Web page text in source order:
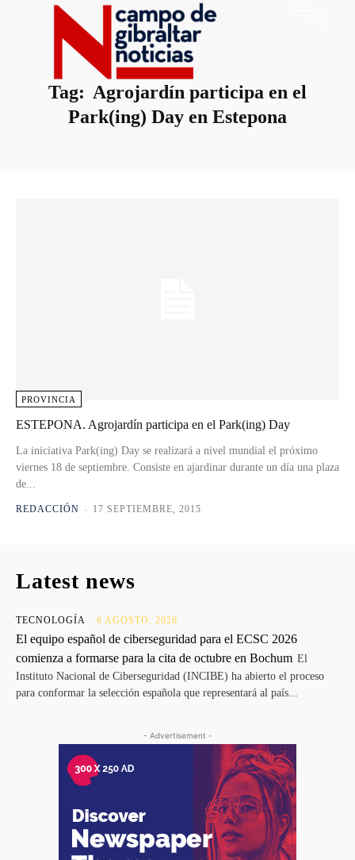
Tag: Agrojardín participa en el
Park(ing) Day en Estepona
PROVINCIA
ESTEPONA. Agrojardín participa en el Park(ing) Day
La iniciativa Park(ing) Day se realizará a nivel mundial el próximo
viernes 18 de septiembre. Consiste en ajardinar durante un día una plaza
de...
REDACCIÓN - 17 SEPTIEMBRE, 2015
Latest news
TECNOLOGÍA 6 AGOSTO, 2026
El equipo español de ciberseguridad para el ECSC 2026
comienza a formarse para la cita de octubre en Bochum El
Instituto Nacional de Ciberseguridad (INCIBE) ha abierto el proceso
para conformar la selección española que representará al país...
- Advertisement -